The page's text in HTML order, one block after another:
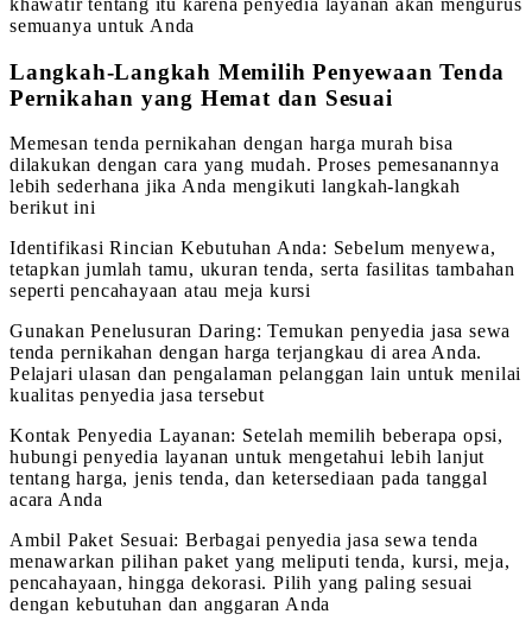
khawatir tentang itu karena penyedia layanan akan mengurus
semuanya untuk Anda
Langkah-Langkah Memilih Penyewaan Tenda
Pernikahan yang Hemat dan Sesuai
Memesan tenda pernikahan dengan harga murah bisa
dilakukan dengan cara yang mudah. Proses pemesanannya
lebih sederhana jika Anda mengikuti langkah-langkah
berikut ini
Identifikasi Rincian Kebutuhan Anda: Sebelum menyewa,
tetapkan jumlah tamu, ukuran tenda, serta fasilitas tambahan
seperti pencahayaan atau meja kursi
Gunakan Penelusuran Daring: Temukan penyedia jasa sewa
tenda pernikahan dengan harga terjangkau di area Anda.
Pelajari ulasan dan pengalaman pelanggan lain untuk menilai
kualitas penyedia jasa tersebut
Kontak Penyedia Layanan: Setelah memilih beberapa opsi,
hubungi penyedia layanan untuk mengetahui lebih lanjut
tentang harga, jenis tenda, dan ketersediaan pada tanggal
acara Anda
Ambil Paket Sesuai: Berbagai penyedia jasa sewa tenda
menawarkan pilihan paket yang meliputi tenda, kursi, meja,
pencahayaan, hingga dekorasi. Pilih yang paling sesuai
dengan kebutuhan dan anggaran Anda